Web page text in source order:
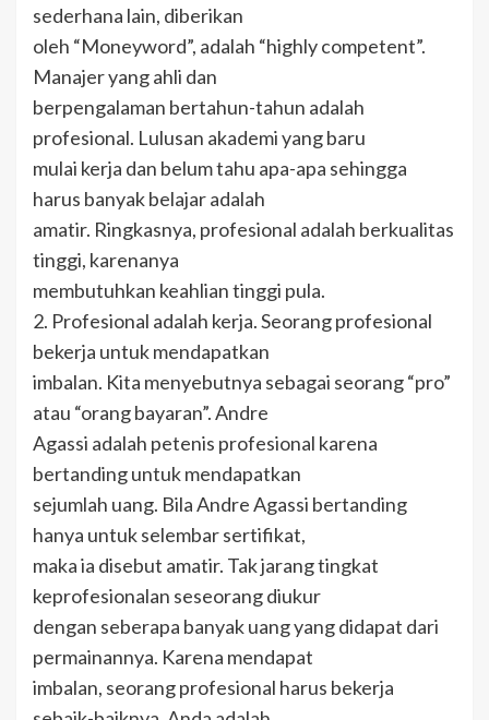
sederhana lain, diberikan
oleh “Moneyword”, adalah “highly competent”.
Manajer yang ahli dan
berpengalaman bertahun-tahun adalah
profesional. Lulusan akademi yang baru
mulai kerja dan belum tahu apa-apa sehingga
harus banyak belajar adalah
amatir. Ringkasnya, profesional adalah berkualitas
tinggi, karenanya
membutuhkan keahlian tinggi pula.
2. Profesional adalah kerja. Seorang profesional
bekerja untuk mendapatkan
imbalan. Kita menyebutnya sebagai seorang “pro”
atau “orang bayaran”. Andre
Agassi adalah petenis profesional karena
bertanding untuk mendapatkan
sejumlah uang. Bila Andre Agassi bertanding
hanya untuk selembar sertifikat,
maka ia disebut amatir. Tak jarang tingkat
keprofesionalan seseorang diukur
dengan seberapa banyak uang yang didapat dari
permainannya. Karena mendapat
imbalan, seorang profesional harus bekerja